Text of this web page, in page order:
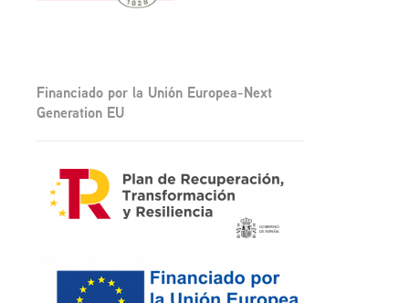
Financiado por la Unión Europea-Next
Generation EU